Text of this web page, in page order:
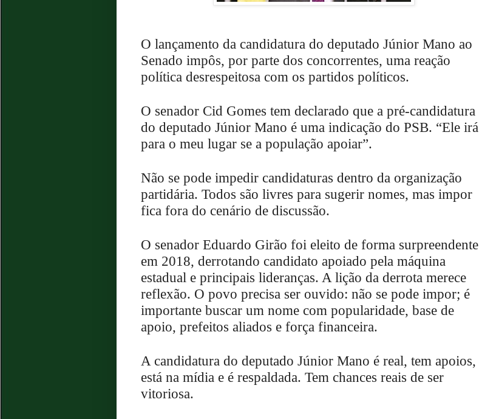
O lançamento da candidatura do deputado Júnior Mano ao
Senado impôs, por parte dos concorrentes, uma reação
política desrespeitosa com os partidos políticos.
O senador Cid Gomes tem declarado que a pré-candidatura
do deputado Júnior Mano é uma indicação do PSB. “Ele irá
para o meu lugar se a população apoiar”.
Não se pode impedir candidaturas dentro da organização
partidária. Todos são livres para sugerir nomes, mas impor
fica fora do cenário de discussão.
O senador Eduardo Girão foi eleito de forma surpreendente
em 2018, derrotando candidato apoiado pela máquina
estadual e principais lideranças. A lição da derrota merece
reflexão. O povo precisa ser ouvido: não se pode impor; é
importante buscar um nome com popularidade, base de
apoio, prefeitos aliados e força financeira.
A candidatura do deputado Júnior Mano é real, tem apoios,
está na mídia e é respaldada. Tem chances reais de ser
vitoriosa.